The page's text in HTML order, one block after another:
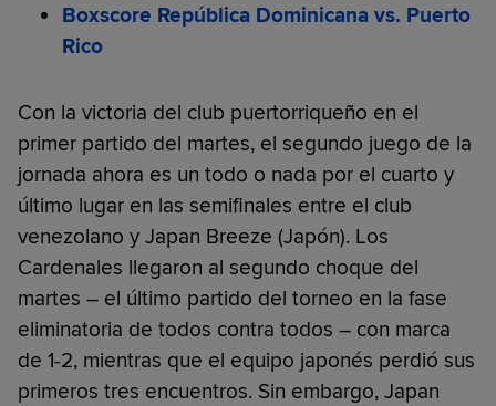
Boxscore República Dominicana vs. Puerto
Rico
Con la victoria del club puertorriqueño en el
primer partido del martes, el segundo juego de la
jornada ahora es un todo o nada por el cuarto y
último lugar en las semifinales entre el club
venezolano y Japan Breeze (Japón). Los
Cardenales llegaron al segundo choque del
martes – el último partido del torneo en la fase
eliminatoria de todos contra todos – con marca
de 1-2, mientras que el equipo japonés perdió sus
primeros tres encuentros. Sin embargo, Japan